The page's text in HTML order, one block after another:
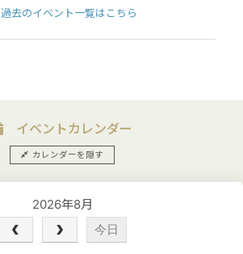
過去のイベント一覧はこちら
イベントカレンダー
カレンダーを隠す
2026年8月
今日